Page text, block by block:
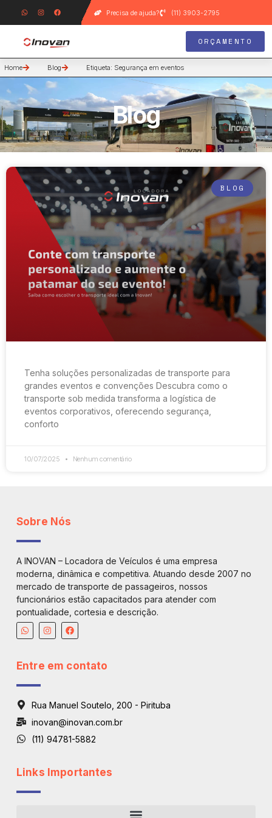
Precisa de ajuda? (11) 3903-2795
ORÇAMENTO
Home Blog Etiqueta: Segurança em eventos
Blog
BLOG
Tenha soluções personalizadas de transporte para
grandes eventos e convenções Descubra como o
transporte sob medida transforma a logística de
eventos corporativos, oferecendo segurança,
conforto
10/07/2025 Nenhum comentário
Sobre Nós
A INOVAN – Locadora de Veículos é uma empresa
moderna, dinâmica e competitiva. Atuando desde 2007 no
mercado de transporte de passageiros, nossos
funcionários estão capacitados para atender com
pontualidade, cortesia e descrição.
Entre em contato
Rua Manuel Soutelo, 200 - Pirituba
inovan@inovan.com.br
(11) 94781-5882
Links Importantes